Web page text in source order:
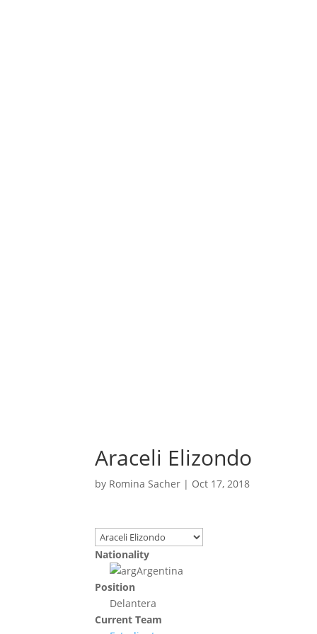
Araceli Elizondo
by Romina Sacher | Oct 17, 2018
Nationality
Argentina
Position
Delantera
Current Team